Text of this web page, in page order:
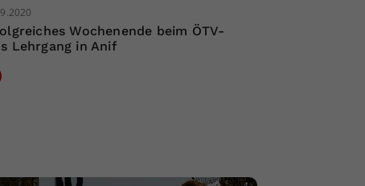
Wochenende beim ÖTV-
Lehrgang in Anif